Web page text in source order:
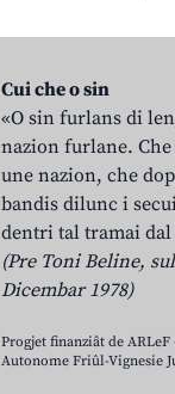
Cui che o sin
«O sin furlans di
nazion furlane.
une nazion, che
bandis dilunc i
dentri tal tramai dal
(Pre Toni Beline,
Dicembar 1978)
Progjet finanziât de
Autonome Friûl-Vignesie